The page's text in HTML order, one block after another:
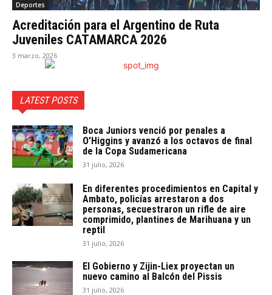
Deportes
Acreditación para el Argentino de Ruta
Juveniles CATAMARCA 2026
3 marzo, 2026
LATEST POSTS
Boca Juniors venció por penales a
O’Higgins y avanzó a los octavos de final
de la Copa Sudamericana
31 julio, 2026
En diferentes procedimientos en Capital y
Ambato, policías arrestaron a dos
personas, secuestraron un rifle de aire
comprimido, plantines de Marihuana y un
reptil
31 julio, 2026
El Gobierno y Zijin-Liex proyectan un
nuevo camino al Balcón del Pissis
31 julio, 2026